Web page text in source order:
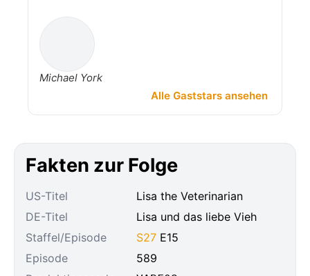
Michael York
Alle Gaststars ansehen
Fakten zur Folge
US-Titel
Lisa the Veterinarian
DE-Titel
Lisa und das liebe Vieh
Staffel/Episode
S27 E15
Episode
589